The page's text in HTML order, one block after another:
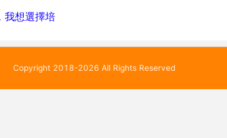
我想選擇培
Copyright 2018-2026 All Rights Reserved